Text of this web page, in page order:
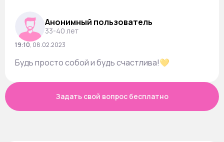
Анонимный пользователь
33-40 лет
19:10, 08.02.2023
Будь просто собой и будь счастлива!💛
Задать свой вопрос бесплатно